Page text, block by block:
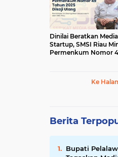
Dinilai Beratkan Media
Startup, SMSI Riau
Permenkum Nomor
Ke
Berita
Bupati